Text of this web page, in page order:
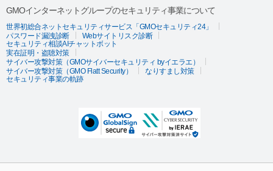
GMOインターネットグループのセキュリティ事業について
世界初総合ネットセキュリティサービス「GMOセキュリティ24」
パスワード漏洩診断
Webサイトリスク診断
セキュリティ相談AIチャットボット
実在証明・盗聴対策
サイバー攻撃対策（GMOサイバーセキュリティ byイエラエ）
サイバー攻撃対策（GMO Flatt Security）
なりすまし対策
セキュリティ事業の軌跡